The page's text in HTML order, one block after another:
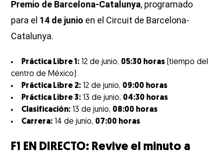
Premio de Barcelona-Catalunya, programado
para el 14 de junio en el Circuit de Barcelona-
Catalunya.
Práctica Libre 1: 12 de junio, 05:30 horas (tiempo del
centro de México)
Práctica Libre 2: 12 de junio, 09:00 horas
Práctica Libre 3: 13 de junio, 04:30 horas
Clasificación: 13 de junio, 08:00 horas
Carrera: 14 de junio, 07:00 horas
F1 EN DIRECTO: Revive el minuto a